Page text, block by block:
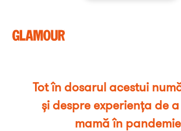
Tot în dosarul acestui
și despre experiența de
mamă în